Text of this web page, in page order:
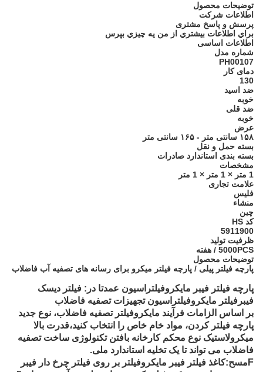
توضیحات محصول
اطلاعات شرکت
پرسش و پاسخ مشتری
براي اطلاعات بيشتري از من يه چيزي بپرس
اطلاعات اساسی
شماره مدل
PH00107
دمای کار
130
ضد اسید
خوبه
ضد قلی
خوبه
عرض
۱۵۸ سانتی متر - ۱۶۵ سانتی متر
بسته حمل و نقل
بسته بندی استاندارد صادرات
مشخصات
1 متر × 1 متر × 1 متر
علامت تجاری
فلیس
منشاء
چین
کد HS
5911900
ظرفیت تولید
5000PCS / هفته
توضیحات محصول
پارچه فیلتر پیلی / پارچه فیلتر میکرو برای رسانه های تصفیه آب فاضلاب
پارچه فیلتر فیبر مایکروفیلتراسیون عمدتا در : فیلتر دیسک
فیبر فیلتر مایکروفیلتراسیون تجهیزات تصفیه فاضلاب
بر اساس الزامات فرآیند مایکروفیلتر تصفیه فاضلاب، نوع جدید
پارچه فیلتر کردن، مواد خام خاص را انتخاب کنید،قدرت بالا
میکرولاستیک نوع محکم کارخانه بافتن تکنولوژی ساخت تصفیه
فاضلاب می تواند تا یک تخلیه استاندارد ملی.
F مسح:کاغذ فیلتر فیبر مایکروفیلتر بر روی فیلتر چرخ دار فیبر